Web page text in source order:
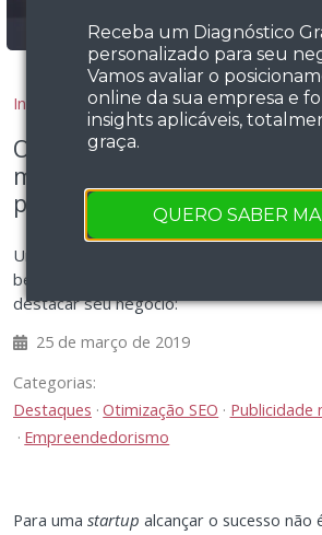
Receba um Diagnóstico
personalizado para seu
Vamos avaliar o
online da sua empresa e
insights aplicáveis,
graça.
QUERO SABER
Início Blog
O que é SEO: Marke
ministra workshop para
parceria com Feevale
Um dos fatores para uma startup
bem nas buscas na internet. Saiba o que
destacar seu negócio:
25 de março de 2019
Categorias:
Destaques Otimização SEO
Publicidade
Empreendedorismo
Para uma startup alcançar o sucesso não